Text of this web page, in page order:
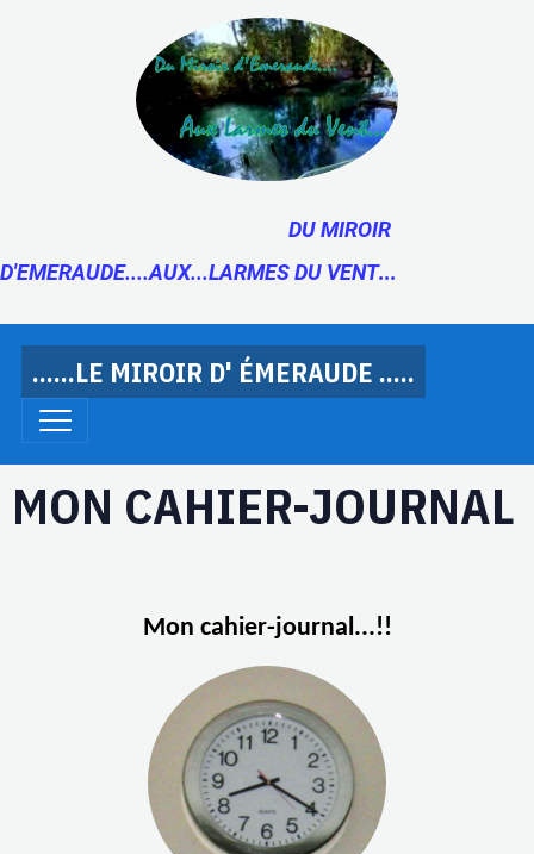
DU MIROIR
D'EMERAUDE....AUX...LARMES DU VENT...
......LE MIROIR D' ÉMERAUDE .....
MON CAHIER-JOURNAL
Mon cahier-journal...!!